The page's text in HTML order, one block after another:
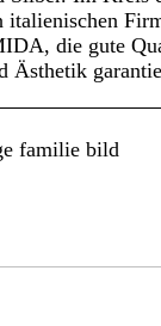
italienischen
die gute
Ästhetik
familie bild